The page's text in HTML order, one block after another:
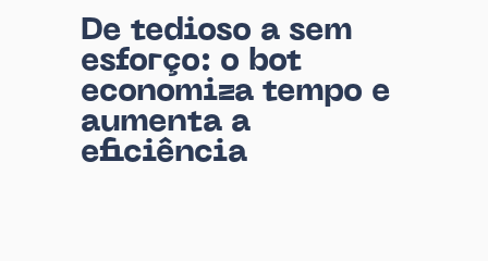
De tedioso a sem
esforço: o bot
economiza tempo e
aumenta a
eficiência